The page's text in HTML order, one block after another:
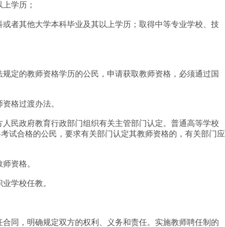
学历；
者其他大学本科毕业及其以上学历；取得中等专业学校、技
的教师资格学历的公民，申请获取教师资格，必须通过国
格过渡办法。
民政府教育行政部门组织有关主管部门认定。普通高等学校
试合格的公民，要求有关部门认定其教师资格的，有关部门应
资格。
学校任教。
同，明确规定双方的权利、义务和责任。实施教师聘任制的